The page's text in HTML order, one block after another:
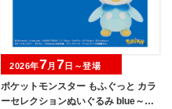
ポケットモンスター もふぐっと カラ
ーセレクションぬいぐるみ blue～カ
2026年7月 7日～登場